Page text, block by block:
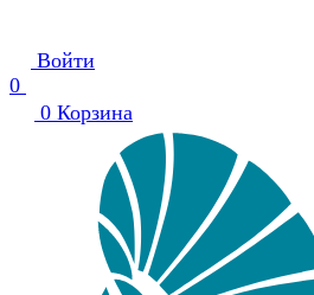
Войти
0
0 Корзина